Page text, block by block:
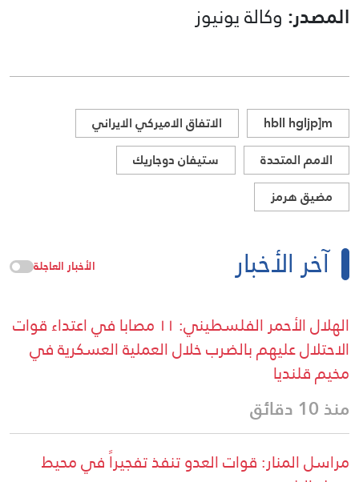
المصدر: وكالة يونيوز
hbll hgljp]m
الاتفاق الاميركي الايراني
الامم المتحدة
ستيفان دوجاريك
مضيق هرمز
آخر الأخبار الأخبار العاجلة
الهلال الأحمر الفلسطيني: ١١ مصابا في اعتداء قوات
الاحتلال عليهم بالضرب خلال العملية العسكرية في
مخيم قلنديا
منذ 10 دقائق
مراسل المنار: قوات العدو تنفذ تفجيراً في محيط